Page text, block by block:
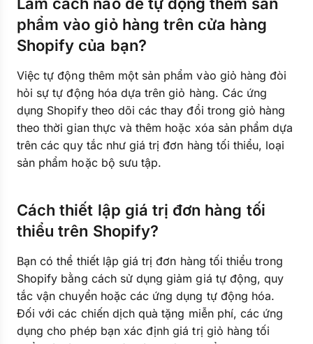
Làm cách nào để tự động thêm sản
phẩm vào giỏ hàng trên cửa hàng
Shopify của bạn?
Việc tự động thêm một sản phẩm vào giỏ hàng đòi
hỏi sự tự động hóa dựa trên giỏ hàng. Các ứng
dụng Shopify theo dõi các thay đổi trong giỏ hàng
theo thời gian thực và thêm hoặc xóa sản phẩm dựa
trên các quy tắc như giá trị đơn hàng tối thiểu, loại
sản phẩm hoặc bộ sưu tập.
Cách thiết lập giá trị đơn hàng tối
thiểu trên Shopify?
Bạn có thể thiết lập giá trị đơn hàng tối thiểu trong
Shopify bằng cách sử dụng giảm giá tự động, quy
tắc vận chuyển hoặc các ứng dụng tự động hóa.
Đối với các chiến dịch quà tặng miễn phí, các ứng
dụng cho phép bạn xác định giá trị giỏ hàng tối